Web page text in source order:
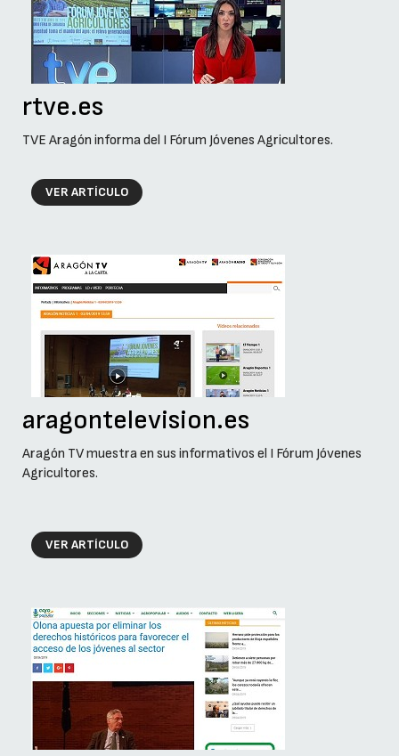
rtve.es
TVE Aragón informa del I Fórum Jóvenes Agricultores.
VER ARTÍCULO
aragontelevision.es
Aragón TV muestra en sus informativos el I Fórum Jóvenes
Agricultores.
VER ARTÍCULO